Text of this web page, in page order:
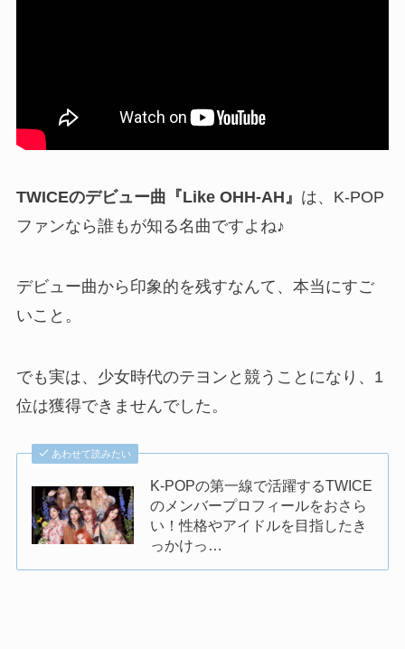
TWICEのデビュー曲『Like OHH-AH』 は、K-POP
ファンなら誰もが知る名曲ですよね♪
デビュー曲から印象的を残すなんて、本当にすご
いこと。
でも実は、少女時代のテヨンと競うことになり、1
位は獲得できませんでした。
あわせて読みたい
K-POPの第一線で活躍するTWICE
のメンバープロフィールをおさら
い！性格やアイドルを目指したき
っかけっ…